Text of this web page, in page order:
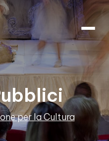
per la Cultura